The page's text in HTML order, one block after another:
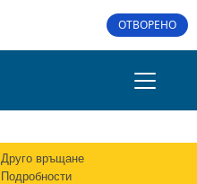
ОТВОРЕНО
Друго връщане
Подробности